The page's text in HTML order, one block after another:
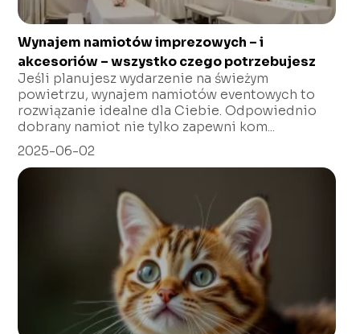
Wynajem namiotów imprezowych – i
akcesoriów – wszystko czego potrzebujesz
Jeśli planujesz wydarzenie na świeżym
powietrzu, wynajem namiotów eventowych to
rozwiązanie idealne dla Ciebie. Odpowiednio
dobrany namiot nie tylko zapewni kom...
2025-06-02